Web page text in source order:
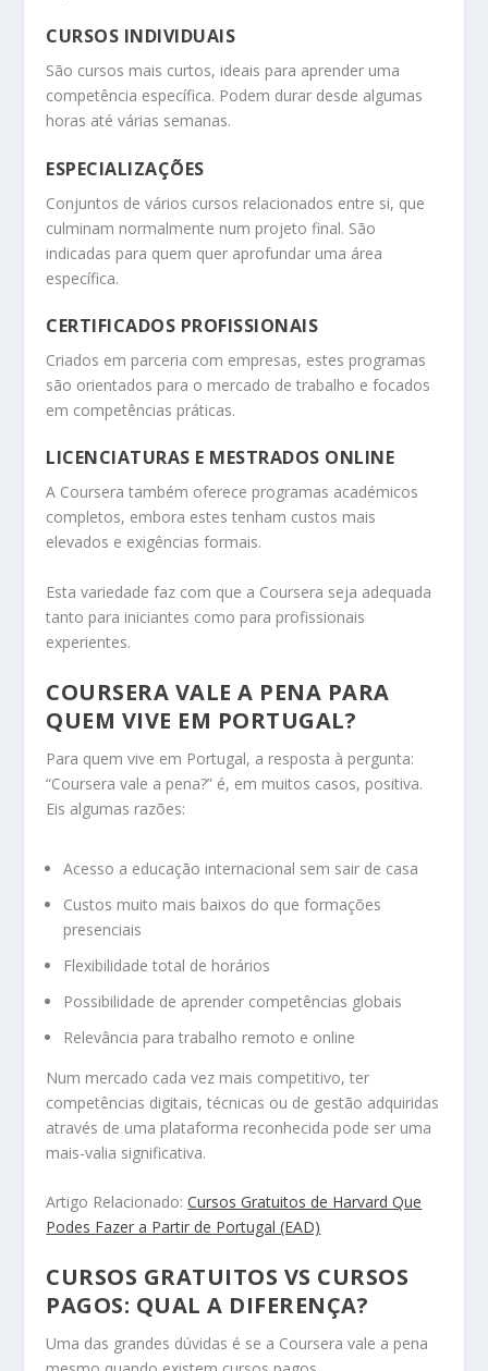
CURSOS INDIVIDUAIS
São cursos mais curtos, ideais para aprender uma
competência específica. Podem durar desde algumas
horas até várias semanas.
ESPECIALIZAÇÕES
Conjuntos de vários cursos relacionados entre si, que
culminam normalmente num projeto final. São
indicadas para quem quer aprofundar uma área
específica.
CERTIFICADOS PROFISSIONAIS
Criados em parceria com empresas, estes programas
são orientados para o mercado de trabalho e focados
em competências práticas.
LICENCIATURAS E MESTRADOS ONLINE
A Coursera também oferece programas académicos
completos, embora estes tenham custos mais
elevados e exigências formais.
Esta variedade faz com que a Coursera seja adequada
tanto para iniciantes como para profissionais
experientes.
COURSERA VALE A PENA PARA
QUEM VIVE EM PORTUGAL?
Para quem vive em Portugal, a resposta à pergunta:
“Coursera vale a pena?” é, em muitos casos, positiva.
Eis algumas razões:
Acesso a educação internacional sem sair de casa
Custos muito mais baixos do que formações
presenciais
Flexibilidade total de horários
Possibilidade de aprender competências globais
Relevância para trabalho remoto e online
Num mercado cada vez mais competitivo, ter
competências digitais, técnicas ou de gestão adquiridas
através de uma plataforma reconhecida pode ser uma
mais-valia significativa.
Artigo Relacionado:Cursos Gratuitos de Harvard Que
Podes Fazer a Partir de Portugal (EAD)
CURSOS GRATUITOS VS CURSOS
PAGOS: QUAL A DIFERENÇA?
Uma das grandes dúvidas é se a Coursera vale a pena